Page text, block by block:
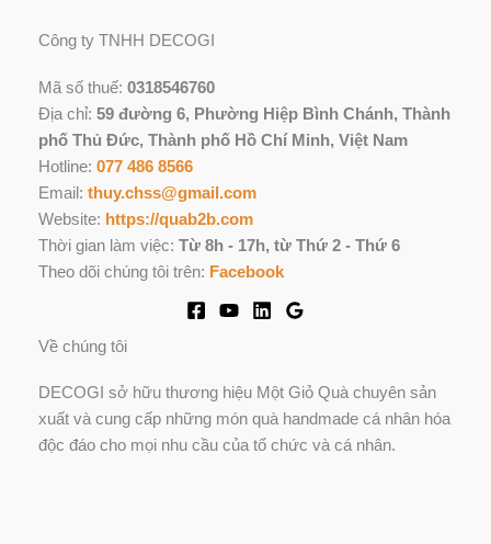
Công ty TNHH DECOGI
Mã số thuế: 0318546760
Địa chỉ: 59 đường 6, Phường Hiệp Bình Chánh, Thành
phố Thủ Đức, Thành phố Hồ Chí Minh, Việt Nam
Hotline: 077 486 8566
Email: thuy.chss@gmail.com
Website: https://quab2b.com
Thời gian làm việc: Từ 8h - 17h, từ Thứ 2 - Thứ 6
Theo dõi chúng tôi trên: Facebook
Về chúng tôi
DECOGI sở hữu thương hiệu Một Giỏ Quà chuyên sản
xuất và cung cấp những món quà handmade cá nhân hóa
độc đáo cho mọi nhu cầu của tổ chức và cá nhân.